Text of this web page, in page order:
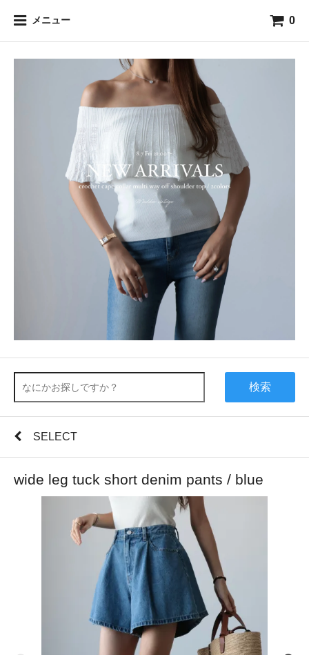
メニュー 0
検索
SELECT
wide leg tuck short denim pants / blue